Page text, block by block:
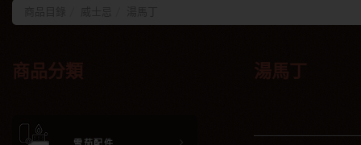
商品分類 湯馬丁